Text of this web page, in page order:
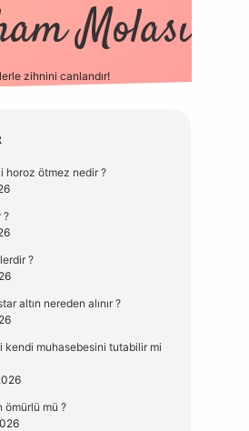
Molası
zihnini canlandır!
horoz ötmez nedir ?
?
?
altın nereden alınır ?
kendi muhasebesini tutabilir mi
ömürlü mü ?